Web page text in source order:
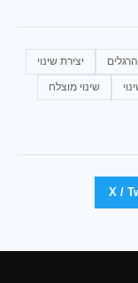
הרגלים יצירת שינוי
שינוי מוצלח
X /